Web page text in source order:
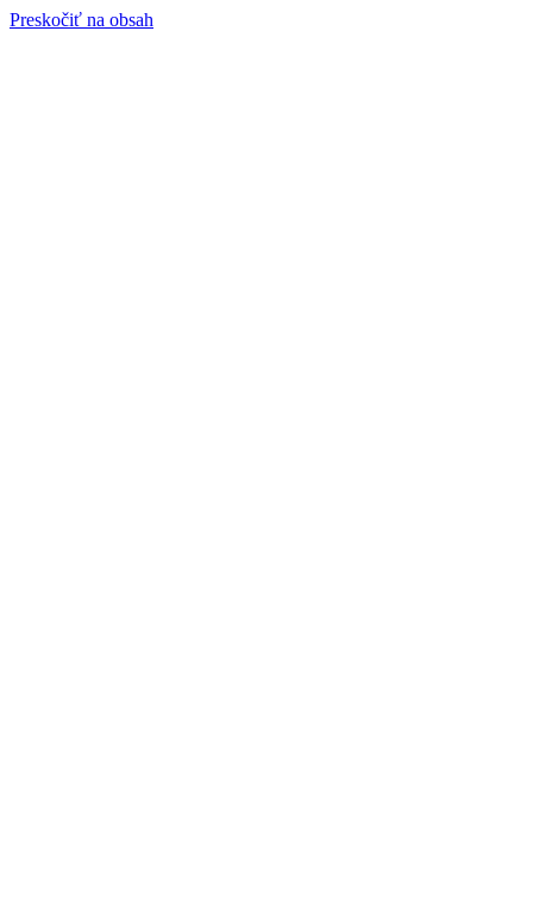
Preskočiť na obsah